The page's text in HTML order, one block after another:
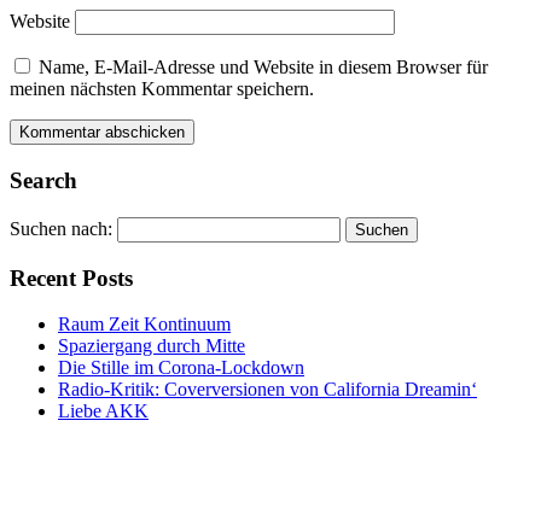
Website
Name, E-Mail-Adresse und Website in diesem Browser für
meinen nächsten Kommentar speichern.
Alternative:
Alternative:
Search
Suchen nach:
Recent Posts
Raum Zeit Kontinuum
Spaziergang durch Mitte
Die Stille im Corona-Lockdown
Radio-Kritik: Coverversionen von California Dreamin‘
Liebe AKK